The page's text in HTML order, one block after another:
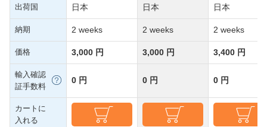
出荷国 日本 日本 日本
納期 2 weeks 2 weeks 2 weeks
価格 3,000 円 3,000 円 3,400 円
輸入確認
証手数料
0 円 0 円 0 円
カートに
入れる